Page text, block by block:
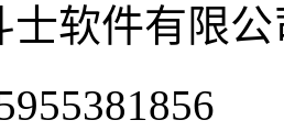
士软件有限公